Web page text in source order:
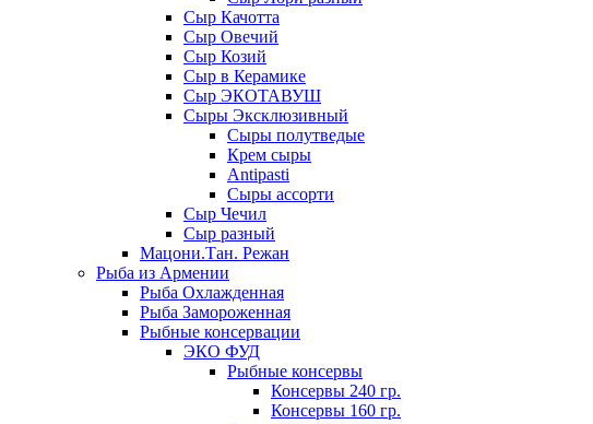
Сыр Качотта
Сыр Овечий
Сыр Козий
Сыр в Керамике
Сыр ЭКОТАВУШ
Сыры Эксклюзивный
Сыры полутведые
Крем сыры
Antipasti
Сыры ассорти
Сыр Чечил
Сыр разный
Мацони.Тан. Режан
Рыба из Армении
Рыба Охлажденная
Рыба Замороженная
Рыбные консервации
ЭКО ФУД
Рыбные консервы
Консервы 240 гр.
Консервы 160 гр.